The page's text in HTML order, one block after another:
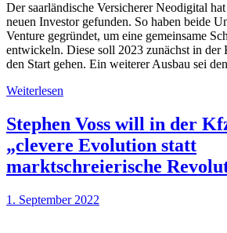
Der saarländische Versicherer Neodigital
neuen Investor gefunden. So haben beide
Venture gegründet, um eine gemeinsame
entwickeln. Diese soll 2023 zunächst in der
den Start gehen. Ein weiterer Ausbau sei
Weiterlesen
Stephen Voss will in der
„clevere Evolution statt
marktschreierische
1. September 2022